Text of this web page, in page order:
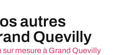
autres
Quevilly
mesure à Grand Quevilly